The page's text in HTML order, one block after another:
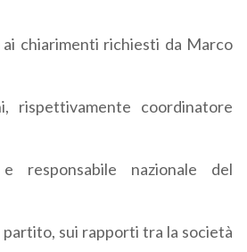
chiarimenti richiesti da Marco
rispettivamente coordinatore
responsabile nazionale del
sui rapporti tra la società